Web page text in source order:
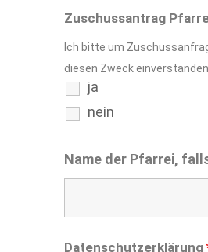
Zuschussantrag
ja
nein
Ich bitte um
diesen Zweck
Name der Pfarrei,
Datenschutzerklärung